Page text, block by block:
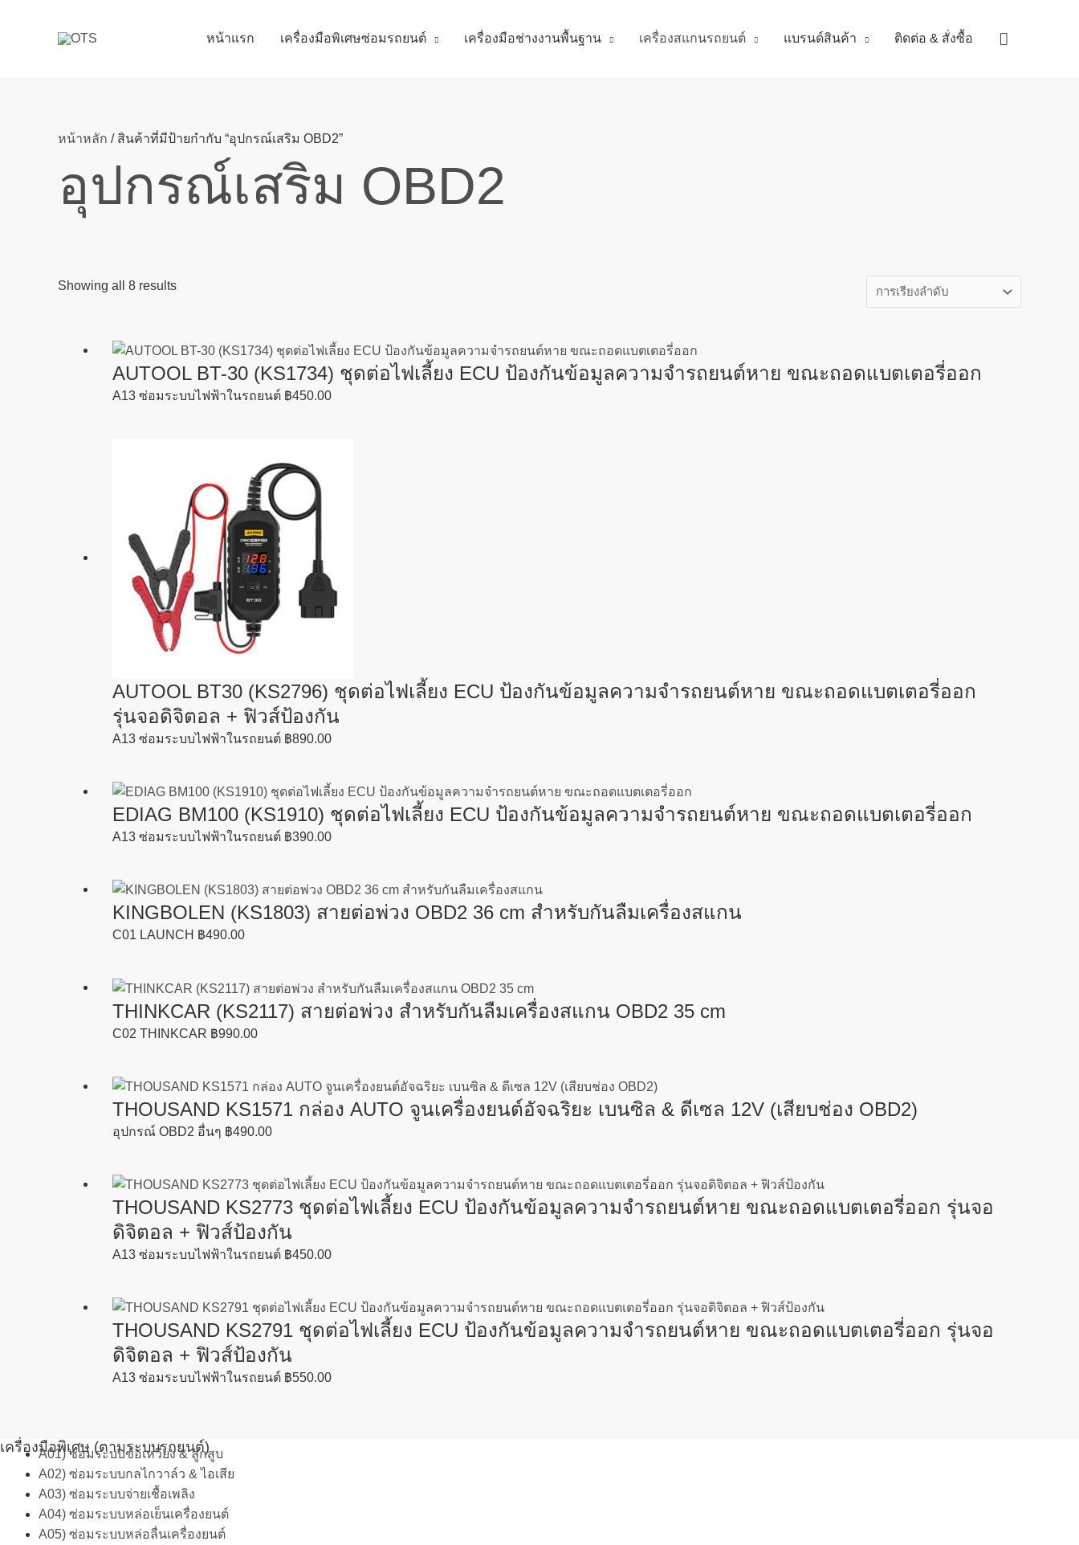
หน้าแรก เครื่องมือพิเศษซ่อมรถยนต์ เครื่องมือช่างงานพื้นฐาน เครื่องสแกนรถยนต์ แบรนด์สินค้า ติดต่อ & สั่งซื้อ Search
หน้าหลัก / สินค้าที่มีป้ายกำกับ “อุปกรณ์เสริม OBD2”
อุปกรณ์เสริม OBD2
Showing all 8 results
AUTOOL BT-30 (KS1734) ชุดต่อไฟเลี้ยง ECU ป้องกันข้อมูลความจำรถยนต์หาย ขณะถอดแบตเตอรี่ออก
A13 ซ่อมระบบไฟฟ้าในรถยนต์ ฿450.00
AUTOOL BT30 (KS2796) ชุดต่อไฟเลี้ยง ECU ป้องกันข้อมูลความจำรถยนต์หาย ขณะถอดแบตเตอรี่ออก
รุ่นจอดิจิตอล + ฟิวส์ป้องกัน
A13 ซ่อมระบบไฟฟ้าในรถยนต์ ฿890.00
EDIAG BM100 (KS1910) ชุดต่อไฟเลี้ยง ECU ป้องกันข้อมูลความจำรถยนต์หาย ขณะถอดแบตเตอรี่ออก
A13 ซ่อมระบบไฟฟ้าในรถยนต์ ฿390.00
KINGBOLEN (KS1803) สายต่อพ่วง OBD2 36 cm สำหรับกันลืมเครื่องสแกน
C01 LAUNCH ฿490.00
THINKCAR (KS2117) สายต่อพ่วง สำหรับกันลืมเครื่องสแกน OBD2 35 cm
C02 THINKCAR ฿990.00
THOUSAND KS1571 กล่อง AUTO จูนเครื่องยนต์อัจฉริยะ เบนซิล & ดีเซล 12V (เสียบช่อง OBD2)
อุปกรณ์ OBD2 อื่นๆ ฿490.00
THOUSAND KS2773 ชุดต่อไฟเลี้ยง ECU ป้องกันข้อมูลความจำรถยนต์หาย ขณะถอดแบตเตอรี่ออก รุ่นจอ
ดิจิตอล + ฟิวส์ป้องกัน
A13 ซ่อมระบบไฟฟ้าในรถยนต์ ฿450.00
THOUSAND KS2791 ชุดต่อไฟเลี้ยง ECU ป้องกันข้อมูลความจำรถยนต์หาย ขณะถอดแบตเตอรี่ออก รุ่นจอ
ดิจิตอล + ฟิวส์ป้องกัน
A13 ซ่อมระบบไฟฟ้าในรถยนต์ ฿550.00
เครื่องมือพิเศษ (ตามระบบรถยนต์)
A01) ซ่อมระบบข้อเหวี่ยง & ลูกสูบ
A02) ซ่อมระบบกลไกวาล์ว & ไอเสีย
A03) ซ่อมระบบจ่ายเชื้อเพลิง
A04) ซ่อมระบบหล่อเย็นเครื่องยนต์
A05) ซ่อมระบบหล่อลื่นเครื่องยนต์